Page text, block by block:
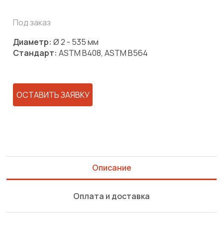
Под заказ
Диаметр: Ø 2 - 535 мм
Стандарт: ASTM B408, ASTM B564
ОСТАВИТЬ ЗАЯВКУ
Описание
Оплата и доставка